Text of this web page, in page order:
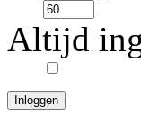
Altijd